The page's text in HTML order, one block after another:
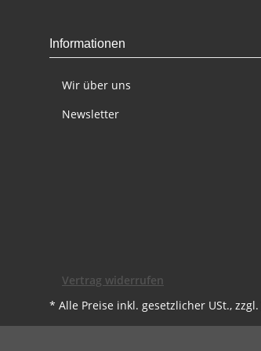
Informationen
Wir über uns
Newsletter
Vertrag widerrufen
* Alle Preise inkl. gesetzlicher USt., zzgl.